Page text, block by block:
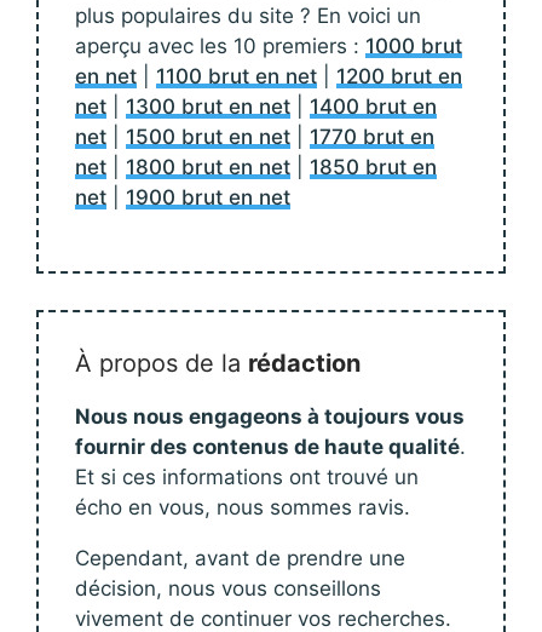
plus populaires du site ? En voici un
aperçu avec les 10 premiers : 1000 brut
en net
1100 brut en net
1200 brut en
net
1300 brut en net
1400 brut en
net
1500 brut en net
1770 brut en
net
1800 brut en net
1850 brut en
net
1900 brut en net
À propos de la rédaction
Nous nous engageons à toujours vous
fournir des contenus de haute qualité.
Et si ces informations ont trouvé un
écho en vous, nous sommes ravis.
Cependant, avant de prendre une
décision, nous vous conseillons
vivement de continuer vos recherches.